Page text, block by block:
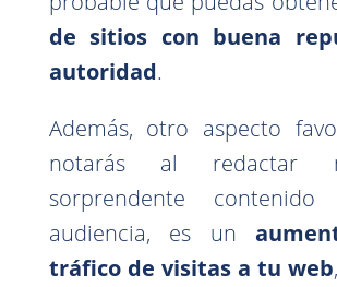
de sitios con buena
autoridad.
Además, otro aspecto
notarás al redactar
sorprendente
audiencia, es un
tráfico de visitas a tu web